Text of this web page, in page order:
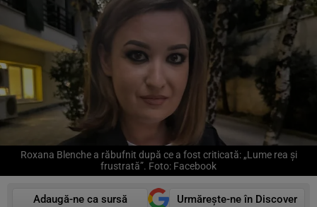
Roxana Blenche a răbufnit după ce a fost criticată: „Lume rea și
frustrată”. Foto: Facebook
Adaugă-ne ca sursă
Urmărește-ne în Discover